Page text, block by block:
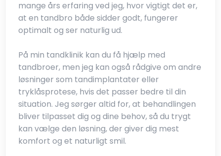
mange års erfaring ved jeg, hvor vigtigt det er,
at en tandbro både sidder godt, fungerer
optimalt og ser naturlig ud.
På min tandklinik kan du få hjælp med
tandbroer, men jeg kan også rådgive om andre
løsninger som tandimplantater eller
tryklåsprotese, hvis det passer bedre til din
situation. Jeg sørger altid for, at behandlingen
bliver tilpasset dig og dine behov, så du trygt
kan vælge den løsning, der giver dig mest
komfort og et naturligt smil.